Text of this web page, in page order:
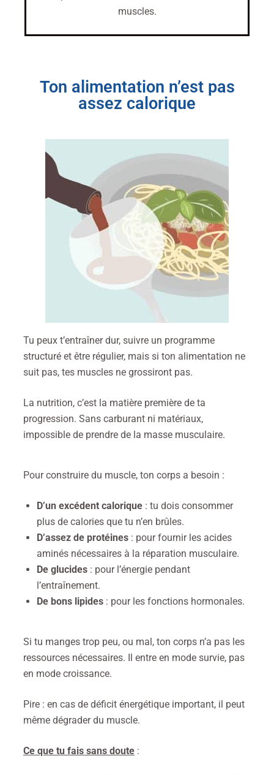
muscles.
Ton alimentation n’est pas
assez calorique
Tu peux t’entraîner dur, suivre un programme
structuré et être régulier, mais si ton alimentation ne
suit pas, tes muscles ne grossiront pas.
La nutrition, c’est la matière première de ta
progression. Sans carburant ni matériaux,
impossible de prendre de la masse musculaire.
Pour construire du muscle, ton corps a besoin :
D’un excédent calorique : tu dois consommer
plus de calories que tu n’en brûles.
D’assez de protéines : pour fournir les acides
aminés nécessaires à la réparation musculaire.
De glucides : pour l’énergie pendant
l’entraînement.
De bons lipides : pour les fonctions hormonales.
Si tu manges trop peu, ou mal, ton corps n’a pas les
ressources nécessaires. Il entre en mode survie, pas
en mode croissance.
Pire : en cas de déficit énergétique important, il peut
même dégrader du muscle.
Ce que tu fais sans doute :